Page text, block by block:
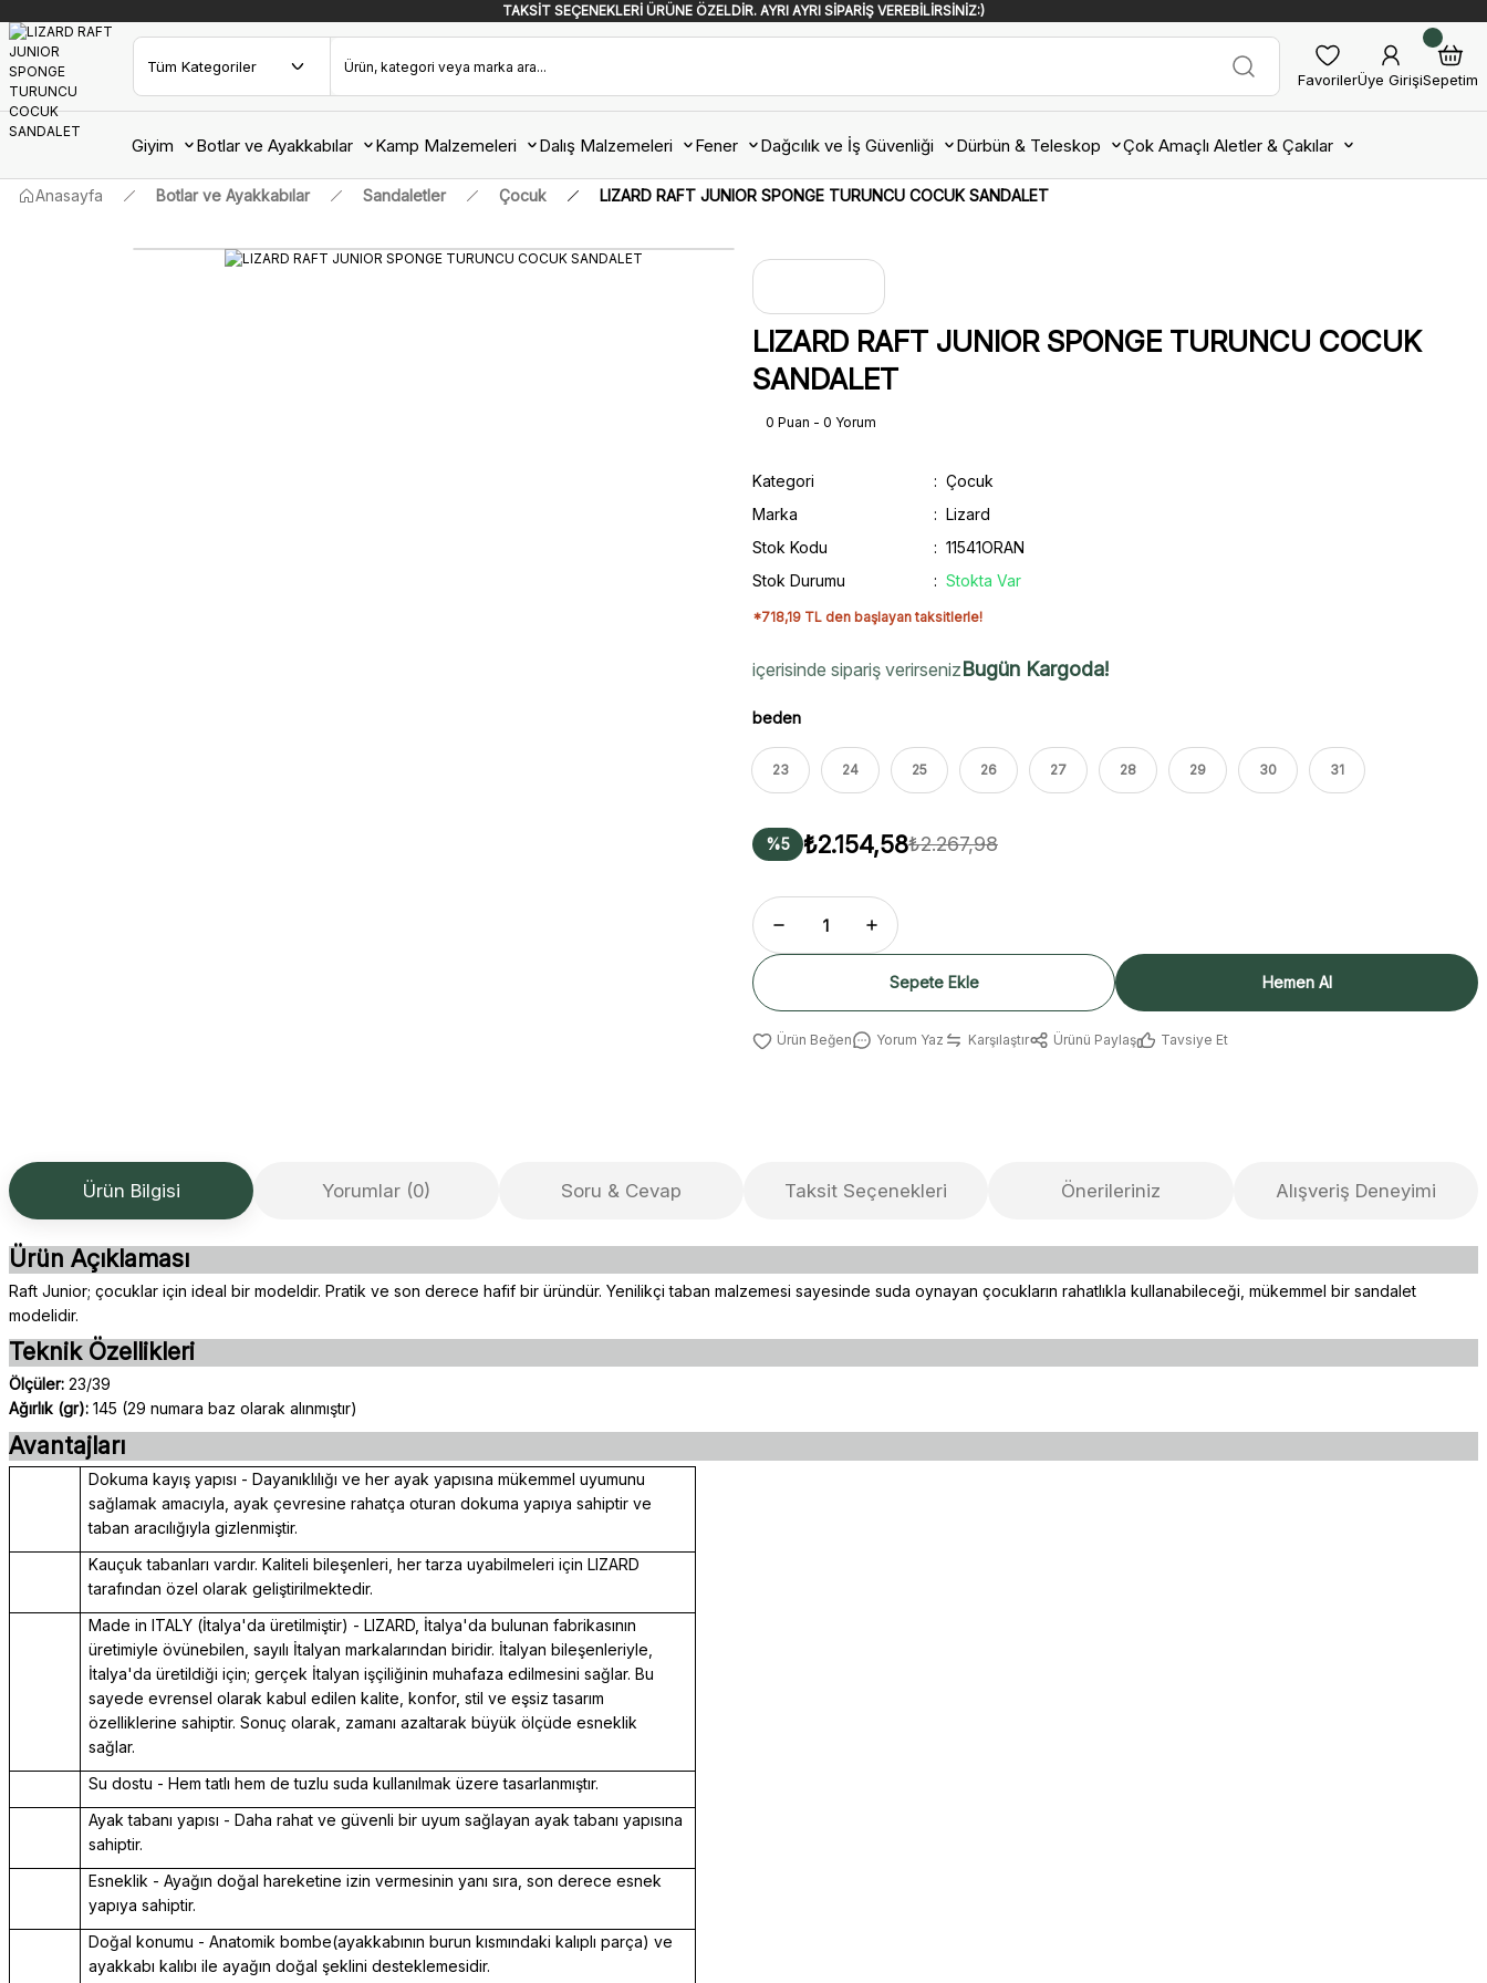
TAKSİT SEÇENEKLERİ ÜRÜNE ÖZELDİR. AYRI AYRI SİPARİŞ VEREBİLİRSİNİZ:)
FavorilerÜye GirişiSepetim
Giyim Botlar ve Ayakkabılar Kamp Malzemeleri Dalış Malzemeleri Fener Dağcılık ve İş Güvenliği Dürbün & Teleskop Çok Amaçlı Aletler & Çakılar
Anasayfa Botlar ve Ayakkabılar Sandaletler Çocuk LIZARD RAFT JUNIOR SPONGE TURUNCU COCUK SANDALET
LIZARD RAFT JUNIOR SPONGE TURUNCU COCUK
SANDALET
0 Puan - 0 Yorum
Kategori
Çocuk
Marka
Lizard
Stok Kodu
11541ORAN
Stok Durumu
Stokta Var
*718,19 TL den başlayan taksitlerle!
içerisinde sipariş verirsenizBugün Kargoda!
beden
23 24 25 26 27 28 29 30 31
%5 ₺2.154,58₺2.267,98
Sepete Ekle Hemen Al
Yorum Yaz Karşılaştır Ürünü Paylaş Tavsiye Et
Ürün Bilgisi Yorumlar (0) Soru & Cevap Taksit Seçenekleri Önerileriniz Alışveriş Deneyimi
Ürün Açıklaması
Raft Junior; çocuklar için ideal bir modeldir. Pratik ve son derece hafif bir üründür. Yenilikçi taban malzemesi sayesinde suda oynayan çocukların rahatlıkla kullanabileceği, mükemmel bir sandalet
modelidir.
Teknik Özellikleri
Ölçüler: 23/39
Ağırlık (gr): 145 (29 numara baz olarak alınmıştır)
Avantajları
Dokuma kayış yapısı - Dayanıklılığı ve her ayak yapısına mükemmel uyumunu
sağlamak amacıyla, ayak çevresine rahatça oturan dokuma yapıya sahiptir ve
taban aracılığıyla gizlenmiştir.
Kauçuk tabanları vardır. Kaliteli bileşenleri, her tarza uyabilmeleri için LIZARD
tarafından özel olarak geliştirilmektedir.
Made in ITALY (İtalya'da üretilmiştir) - LIZARD, İtalya'da bulunan fabrikasının
üretimiyle övünebilen, sayılı İtalyan markalarından biridir. İtalyan bileşenleriyle,
İtalya'da üretildiği için; gerçek İtalyan işçiliğinin muhafaza edilmesini sağlar. Bu
sayede evrensel olarak kabul edilen kalite, konfor, stil ve eşsiz tasarım
özelliklerine sahiptir. Sonuç olarak, zamanı azaltarak büyük ölçüde esneklik
sağlar.
Su dostu - Hem tatlı hem de tuzlu suda kullanılmak üzere tasarlanmıştır.
Ayak tabanı yapısı - Daha rahat ve güvenli bir uyum sağlayan ayak tabanı yapısına
sahiptir.
Esneklik - Ayağın doğal hareketine izin vermesinin yanı sıra, son derece esnek
yapıya sahiptir.
Doğal konumu - Anatomik bombe(ayakkabının burun kısmındaki kalıplı parça) ve
ayakkabı kalıbı ile ayağın doğal şeklini desteklemesidir.